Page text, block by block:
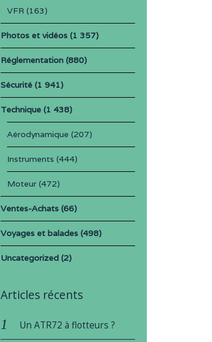
VFR (163)
Photos et vidéos(1 357)
Réglementation(880)
Sécurité(1 941)
Technique(1 438)
Aérodynamique (207)
Instruments (444)
Moteur(472)
Ventes-Achats(66)
Voyages et balades(498)
Uncategorized(2)
Articles récents
Un ATR72 à flotteurs ?